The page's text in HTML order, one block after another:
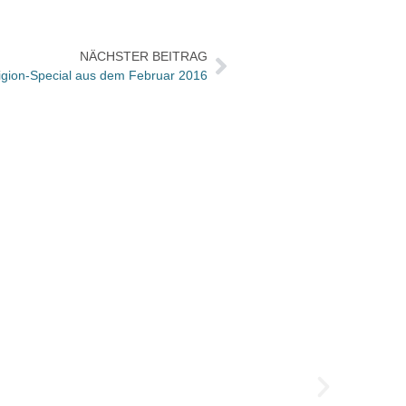
NÄCHSTER BEITRAG
Special aus dem Februar 2016